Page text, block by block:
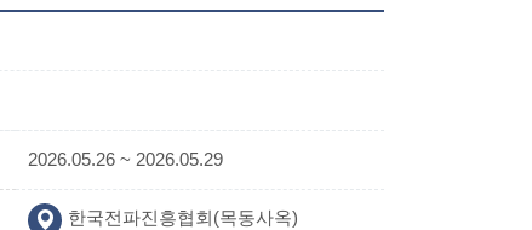
2026.05.26 ~ 2026.05.29
한국전파진흥협회(목동사옥)